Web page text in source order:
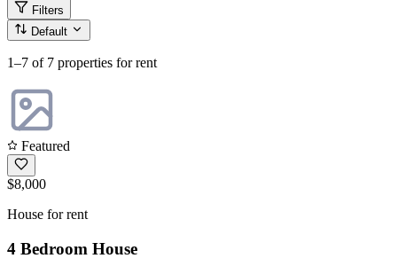
Filters
Default
1–7 of 7 properties for rent
Featured
$8,000
House for rent
4 Bedroom House